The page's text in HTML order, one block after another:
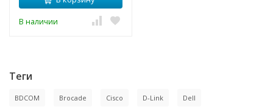
В наличии
Теги
BDCOM Brocade Cisco D-Link Dell